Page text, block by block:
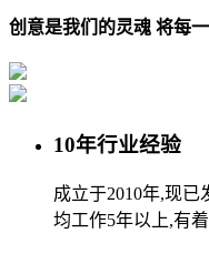
创意是我们的灵魂 将每
10年行业经验
成立于2010年,现已
均工作5年以上,有